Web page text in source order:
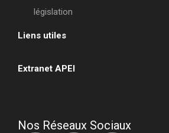
législation
Liens utiles
Extranet APEI
Nos Réseaux Sociaux